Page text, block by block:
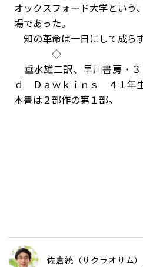
オックスフォード大学という
場であった。
知の革命は一日にして成ら
◇
垂水雄二訳、早川書房・
ｄ Ｄａｗｋｉｎｓ ４１年生
本書は２部作の第１部。
佐倉統（サクラオサム）